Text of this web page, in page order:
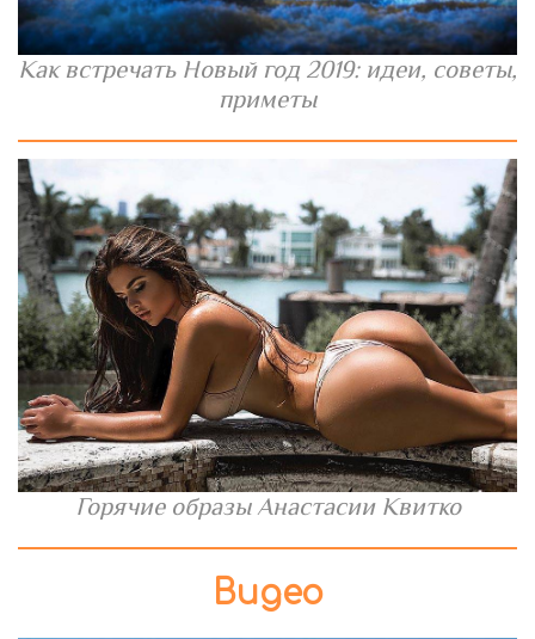
Как встречать Новый год 2019: идеи, советы,
приметы
Горячие образы Анастасии Квитко
Видео